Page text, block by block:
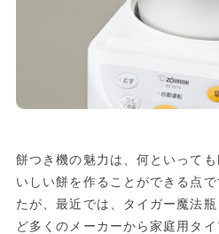
餅つき機の魅力は、何といって
いしい餅を作ることができる点
たが、最近では、タイガー魔法
ど多くのメーカーから家庭用タ